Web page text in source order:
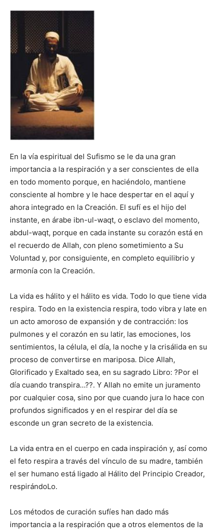
En la vía espiritual del Sufismo se le da una gran
importancia a la respiración y a ser conscientes de ella
en todo momento porque, en haciéndolo, mantiene
consciente al hombre y le hace despertar en el aquí y
ahora integrado en la Creación. El sufí es el hijo del
instante, en árabe ibn-ul-waqt, o esclavo del momento,
abdul-waqt, porque en cada instante su corazón está en
el recuerdo de Allah, con pleno sometimiento a Su
Voluntad y, por consiguiente, en completo equilibrio y
armonía con la Creación.
La vida es hálito y el hálito es vida. Todo lo que tiene vida
respira. Todo en la existencia respira, todo vibra y late en
un acto amoroso de expansión y de contracción: los
pulmones y el corazón en su latir, las emociones, los
sentimientos, la célula, el día, la noche y la crisálida en su
proceso de convertirse en mariposa. Dice Allah,
Glorificado y Exaltado sea, en su sagrado Libro: ?Por el
día cuando transpira…??. Y Allah no emite un juramento
por cualquier cosa, sino por que cuando jura lo hace con
profundos significados y en el respirar del día se
esconde un gran secreto de la existencia.
La vida entra en el cuerpo en cada inspiración y, así como
el feto respira a través del vínculo de su madre, también
el ser humano está ligado al Hálito del Principio Creador,
respirándoLo.
Los métodos de curación sufíes han dado más
importancia a la respiración que a otros elementos de la